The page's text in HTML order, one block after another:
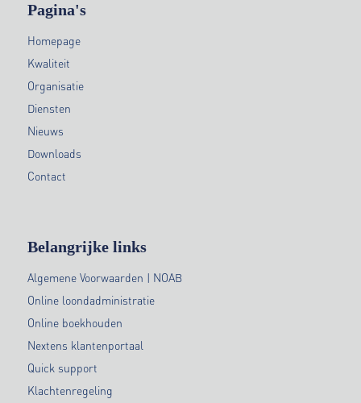
Pagina's
Homepage
Kwaliteit
Organisatie
Diensten
Nieuws
Downloads
Contact
Belangrijke links
Algemene Voorwaarden | NOAB
Online loondadministratie
Online boekhouden
Nextens klantenportaal
Quick support
Klachtenregeling